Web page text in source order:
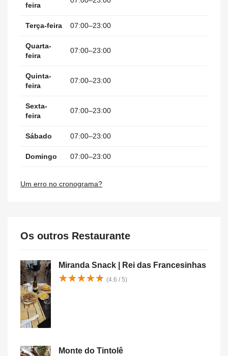
feira
Terça-feira 07:00–23:00
Quarta-
feira
07:00–23:00
Quinta-
feira
07:00–23:00
Sexta-
feira
07:00–23:00
Sábado 07:00–23:00
Domingo 07:00–23:00
Um erro no cronograma?
Os outros Restaurante
Miranda Snack | Rei das Francesinhas
★★★★★
★★★★★ (4.6 / 5)
Monte do Tintolê